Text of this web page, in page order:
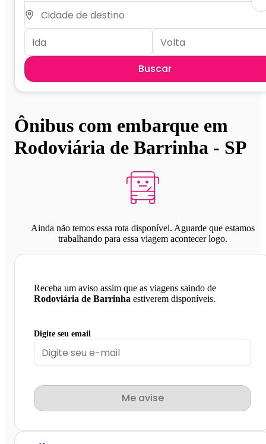
Buscar
Ônibus com embarque em
Rodoviária de Barrinha - SP
Ainda não temos essa rota disponível. Aguarde que estamos
trabalhando para essa viagem acontecer logo.
Receba um aviso assim que as viagens saindo de
Rodoviária de Barrinha estiverem disponíveis.
Digite seu email
Me avise